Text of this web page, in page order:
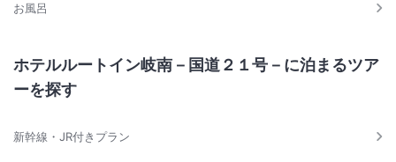
お風呂
ホテルルートイン岐南－国道２１号－に泊まるツア
ーを探す
新幹線・JR付きプラン